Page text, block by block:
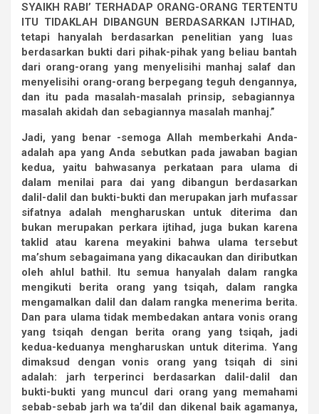
SYAIKH RABI’ TERHADAP ORANG-ORANG TERTENTU
ITU TIDAKLAH DIBANGUN BERDASARKAN IJTIHAD,
tetapi hanyalah berdasarkan penelitian yang luas
berdasarkan bukti dari pihak-pihak yang beliau bantah
dari orang-orang yang menyelisihi manhaj salaf dan
menyelisihi orang-orang berpegang teguh dengannya,
dan itu padamasalah-masalah prinsip, sebagiannya
masalah akidah dan sebagiannya masalah manhaj.”
Jadi, yang benar -semoga Allah memberkahi Anda-
adalah apa yang Anda sebutkan pada jawaban bagian
kedua, yaitu bahwasanya perkataan para ulama di
dalam menilai para dai yang dibangun berdasarkan
dalil-dalil dan bukti-bukti dan merupakan jarh mufassar
sifatnya adalah mengharuskan untuk diterima dan
bukan merupakan perkara ijtihad, juga bukan karena
taklid atau karena meyakini bahwa ulama tersebut
ma’shum sebagaimana yang dikacaukan dan diributkan
oleh ahlul bathil. Itu semua hanyalah dalam rangka
mengikuti berita orang yang tsiqah, dalam rangka
mengamalkan dalil dan dalam rangka menerima berita.
Dan para ulama tidak membedakan antara vonis orang
yang tsiqah dengan berita orang yang tsiqah, jadi
kedua-keduanya mengharuskan untuk diterima. Yang
dimaksud dengan vonis orang yang tsiqah di sini
adalah: jarh terperinci berdasarkan dalil-dalil dan
bukti-bukti yang muncul dari orang yang memahami
sebab-sebab jarh wa ta’dil dan dikenal baik agamanya,